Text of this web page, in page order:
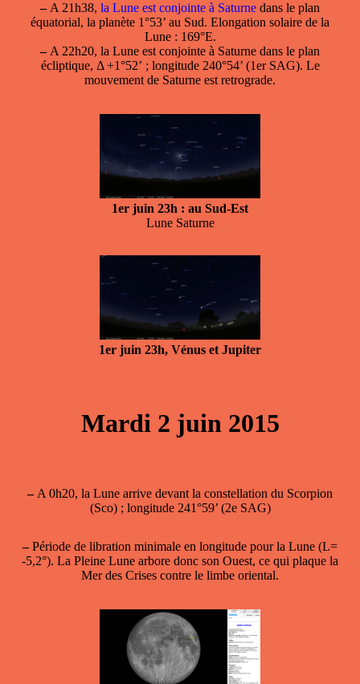
–A 21h38, la Lune est conjointe à Saturne dans le plan
équatorial, la planète 1°53’ au Sud. Elongation solaire de la
Lune : 169°E.
–A 22h20, la Lune est conjointe à Saturne dans le plan
écliptique, Δ +1°52’ ; longitude 240°54’ (1er SAG). Le
mouvement de Saturne est retrograde.
1er juin 23h : au Sud-Est
Lune Saturne
1er juin 23h, Vénus et Jupiter
Mardi 2 juin 2015
–A 0h20, la Lune arrive devant la constellation du Scorpion
(Sco) ; longitude 241°59’ (2e SAG)
–Période de libration minimale en longitude pour la Lune (L=
-5,2°). La Pleine Lune arbore donc son Ouest, ce qui plaque la
Mer des Crises contre le limbe oriental.